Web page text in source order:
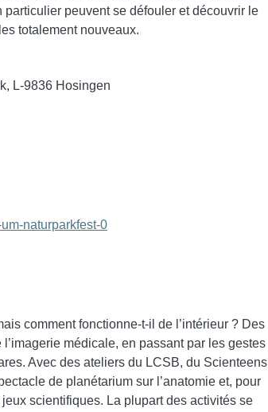
peuvent se défouler et découvrir le
totalement nouveaux.
L-9836 Hosingen
naturparkfest-0
comment fonctionne-t-il de l’intérieur ? Des
médicale, en passant par les gestes
Avec des ateliers du LCSB, du Scienteens
de planétarium sur l’anatomie et, pour
scientifiques. La plupart des activités se